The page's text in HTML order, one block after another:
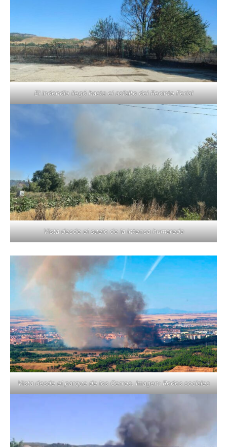
El indendio llegó hasta el asfalto del Recinto Ferial
Vista desde el suelo de la intensa humareda
Vista desde el parque de los Cerros. Imagen: Redes sociales